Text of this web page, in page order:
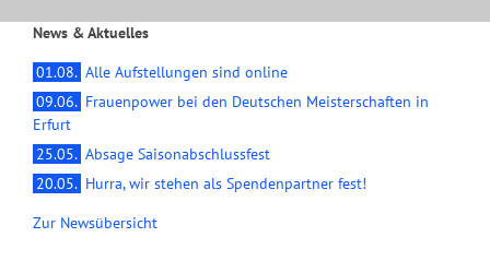
News & Aktuelles
01.08. Alle Aufstellungen sind online
09.06. Frauenpower bei den Deutschen Meisterschaften in
Erfurt
25.05. Absage Saisonabschlussfest
20.05. Hurra, wir stehen als Spendenpartner fest!
Zur Newsübersicht